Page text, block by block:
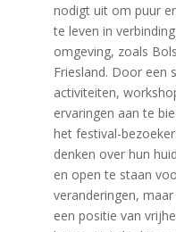
nodigt uit om puur
te leven in
omgeving, zoals
Friesland. Door een
activiteiten,
ervaringen aan te
het festival-
denken over hun
en open te staan
veranderingen,
een positie van